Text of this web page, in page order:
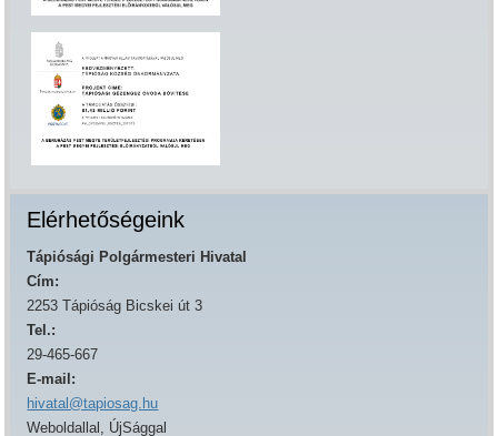
Elérhetőségeink
Tápiósági Polgármesteri Hivatal
Cím:
2253 Tápióság Bicskei út 3
Tel.:
29-465-667
E-mail:
hivatal@tapiosag.hu
Weboldallal, ÚjSággal